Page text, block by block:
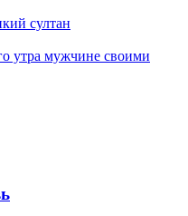
султан
утра мужчине своими